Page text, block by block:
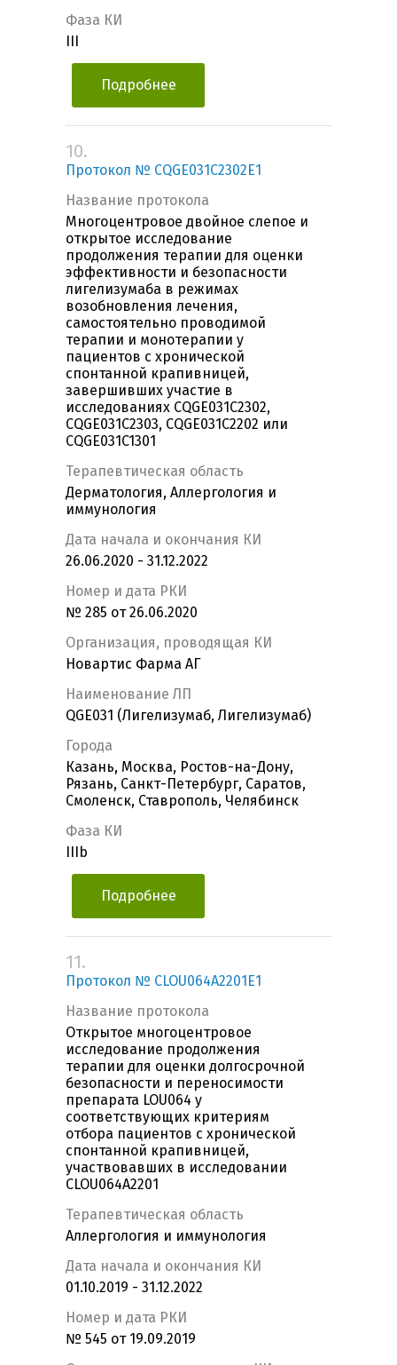
Фаза КИ
Подробнее
10.
Протокол № CQGE031C2302E1
Название протокола
Многоцентровое двойное слепое и
открытое исследование
продолжения терапии для оценки
эффективности и безопасности
лигелизумаба в режимах
возобновления лечения,
самостоятельно проводимой
терапии и монотерапии у
пациентов с хронической
спонтанной крапивницей,
завершивших участие в
исследованиях CQGE031C2302,
CQGE031C2303, CQGE031C2202 или
CQGE031C1301
Терапевтическая область
Дерматология, Аллергология и
иммунология
Дата начала и окончания КИ
26.06.2020 - 31.12.2022
Номер и дата РКИ
№ 285 от 26.06.2020
Организация, проводящая КИ
Новартис Фарма АГ
Наименование ЛП
QGE031 (Лигелизумаб, Лигелизумаб)
Города
Казань, Москва, Ростов-на-Дону,
Рязань, Санкт-Петербург, Саратов,
Смоленск, Ставрополь, Челябинск
Фаза КИ
IIIb
Подробнее
11.
Протокол № CLOU064A2201E1
Название протокола
Открытое многоцентровое
исследование продолжения
терапии для оценки долгосрочной
безопасности и переносимости
препарата LOU064 у
соответствующих критериям
отбора пациентов с хронической
спонтанной крапивницей,
участвовавших в исследовании
CLOU064A2201
Терапевтическая область
Аллергология и иммунология
Дата начала и окончания КИ
01.10.2019 - 31.12.2022
Номер и дата РКИ
№ 545 от 19.09.2019